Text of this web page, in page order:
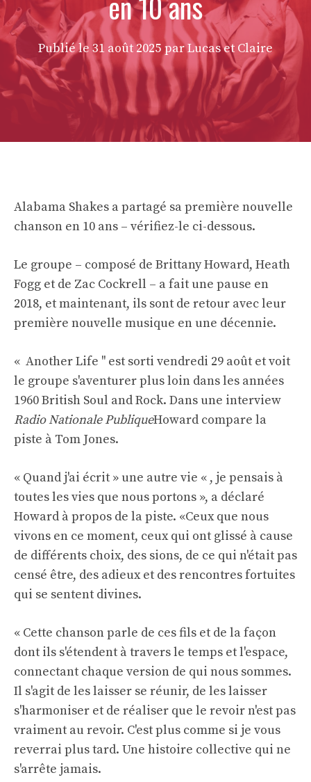
Publié le 31 août 2025 par Lucas et Claire
Alabama Shakes a partagé sa première nouvelle
chanson en 10 ans – vérifiez-le ci-dessous.
Le groupe – composé de Brittany Howard, Heath
Fogg et de Zac Cockrell – a fait une pause en
2018, et maintenant, ils sont de retour avec leur
première nouvelle musique en une décennie.
« Another Life '' est sorti vendredi 29 août et voit
le groupe s'aventurer plus loin dans les années
1960 British Soul and Rock. Dans une interview
Radio Nationale PubliqueHoward compare la
piste à Tom Jones.
« Quand j'ai écrit » une autre vie « , je pensais à
toutes les vies que nous portons », a déclaré
Howard à propos de la piste. «Ceux que nous
vivons en ce moment, ceux qui ont glissé à cause
de différents choix, des sions, de ce qui n'était pas
censé être, des adieux et des rencontres fortuites
qui se sentent divines.
« Cette chanson parle de ces fils et de la façon
dont ils s'étendent à travers le temps et l'espace,
connectant chaque version de qui nous sommes.
Il s'agit de les laisser se réunir, de les laisser
s'harmoniser et de réaliser que le revoir n'est pas
vraiment au revoir. C'est plus comme si je vous
reverrai plus tard. Une histoire collective qui ne
s'arrête jamais.